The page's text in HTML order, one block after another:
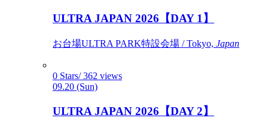
ULTRA JAPAN 2026【DAY 1】
お台場ULTRA PARK特設会場 / Tokyo, Japan
0 Stars/ 362 views
09.20 (Sun)
ULTRA JAPAN 2026【DAY 2】